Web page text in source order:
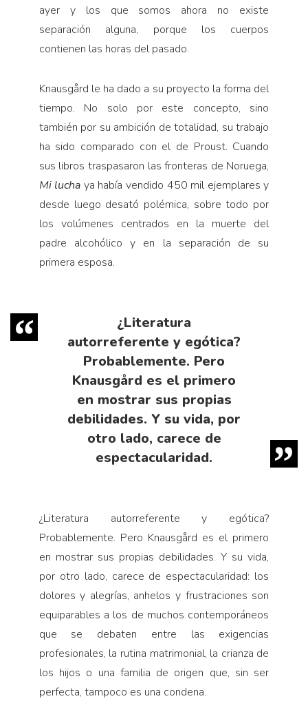
ayer y los que somos ahora no existe
separación alguna, porque los cuerpos
contienen las horas del pasado.
Knausgård le ha dado a su proyecto la forma del
tiempo. No solo por este concepto, sino
también por su ambición de totalidad, su trabajo
ha sido comparado con el de Proust. Cuando
sus libros traspasaron las fronteras de Noruega,
Mi lucha ya había vendido 450 mil ejemplares y
desde luego desató polémica, sobre todo por
los volúmenes centrados en la muerte del
padre alcohólico y en la separación de su
primera esposa.
¿Literatura
autorreferente y egótica?
Probablemente. Pero
Knausgård es el primero
en mostrar sus propias
debilidades. Y su vida, por
otro lado, carece de
espectacularidad.
¿Literatura autorreferente y egótica?
Probablemente. Pero Knausgård es el primero
en mostrar sus propias debilidades. Y su vida,
por otro lado, carece de espectacularidad: los
dolores y alegrías, anhelos y frustraciones son
equiparables a los de muchos contemporáneos
que se debaten entre las exigencias
profesionales, la rutina matrimonial, la crianza de
los hijos o una familia de origen que, sin ser
perfecta, tampoco es una condena.